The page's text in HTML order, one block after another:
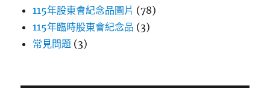
115年股東會紀念品圖片 (78)
115年臨時股東會紀念品 (3)
常見問題 (3)